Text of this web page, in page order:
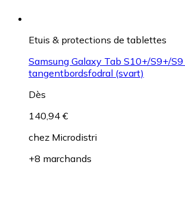
Etuis & protections de tablettes
Samsung Galaxy Tab S10+/S9+/S9
tangentbordsfodral (svart)
Dès
140,94 €
chez Microdistri
+8 marchands